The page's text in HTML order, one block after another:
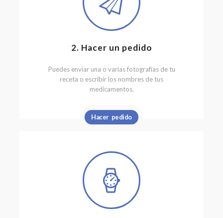
2. Hacer un pedido
Puedes enviar una o varias fotografías de tu
receta o escribir los nombres de tus
medicamentos.
Hacer pedido